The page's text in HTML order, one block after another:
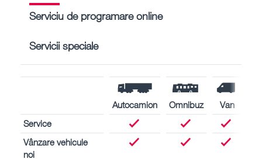
Serviciu de programare online
Servicii speciale
Autocamion Omnibuz
Van
Service
Vânzare vehicule
noi